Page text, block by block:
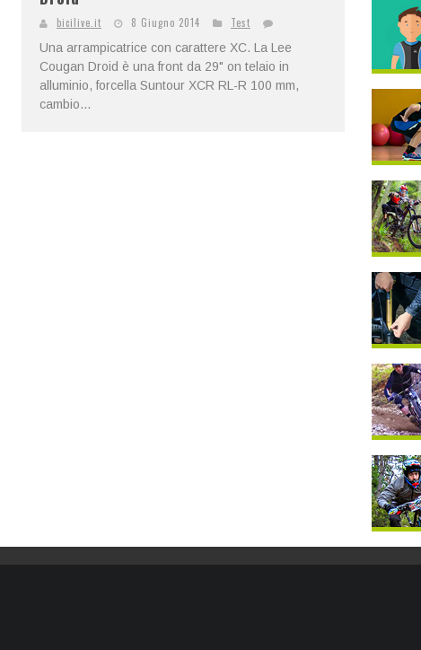
bicilive.it 8 Giugno 2014
Test
Una arrampicatrice con carattere XC. La Lee
Cougan Droid è una front da 29" on telaio in
alluminio, forcella Suntour XCR RL-R 100 mm,
cambio...